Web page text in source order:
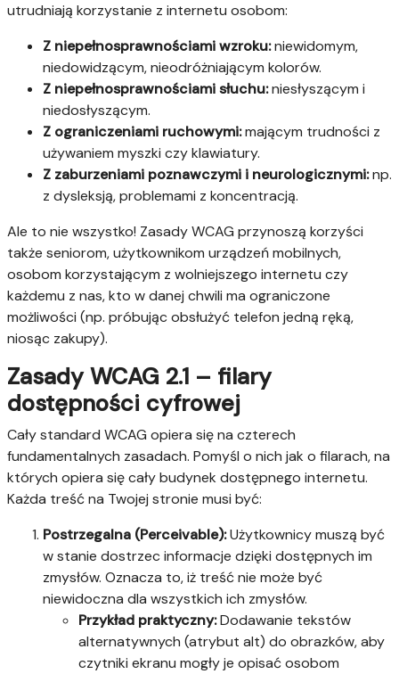
utrudniają korzystanie z internetu osobom:
Z niepełnosprawnościami wzroku:niewidomym,
niedowidzącym, nieodróżniającym kolorów.
Z niepełnosprawnościami słuchu:niesłyszącym i
niedosłyszącym.
Z ograniczeniami ruchowymi:mającym trudności z
używaniem myszki czy klawiatury.
Z zaburzeniami poznawczymi i neurologicznymi:np.
z dysleksją, problemami z koncentracją.
Ale to nie wszystko! Zasady WCAG przynoszą korzyści
także seniorom, użytkownikom urządzeń mobilnych,
osobom korzystającym z wolniejszego internetu czy
każdemu z nas, kto w danej chwili ma ograniczone
możliwości (np. próbując obsłużyć telefon jedną ręką,
niosąc zakupy).
Zasady WCAG 2.1 – filary
dostępności cyfrowej
Cały standard WCAG opiera się na czterech
fundamentalnych zasadach. Pomyśl o nich jak o filarach, na
których opiera się cały budynek dostępnego internetu.
Każda treść na Twojej stronie musi być:
Postrzegalna (Perceivable):Użytkownicy muszą być
w stanie dostrzec informacje dzięki dostępnych im
zmysłów. Oznacza to, iż treść nie może być
niewidoczna dla wszystkich ich zmysłów.
Przykład praktyczny:Dodawanie tekstów
alternatywnych (atrybut alt) do obrazków, aby
czytniki ekranu mogły je opisać osobom